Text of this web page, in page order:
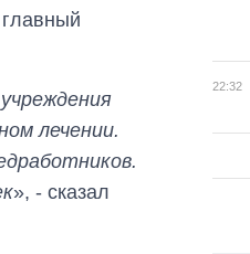
лечении.
», - сказал
22:32